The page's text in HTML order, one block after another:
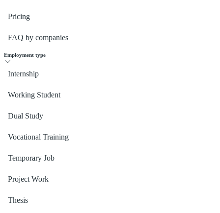
Pricing
FAQ by companies
Employment type
Internship
Working Student
Dual Study
Vocational Training
Temporary Job
Project Work
Thesis